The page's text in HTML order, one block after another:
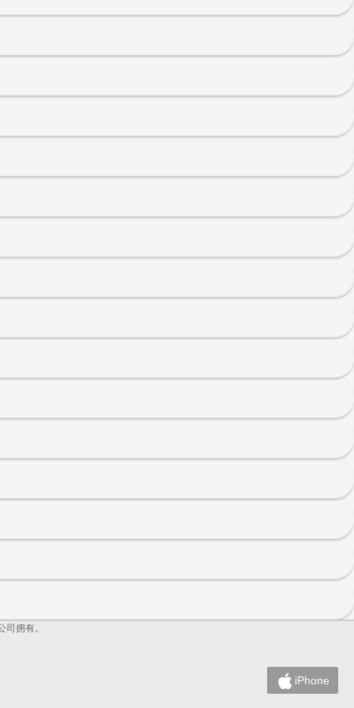
拥有。
iPhone